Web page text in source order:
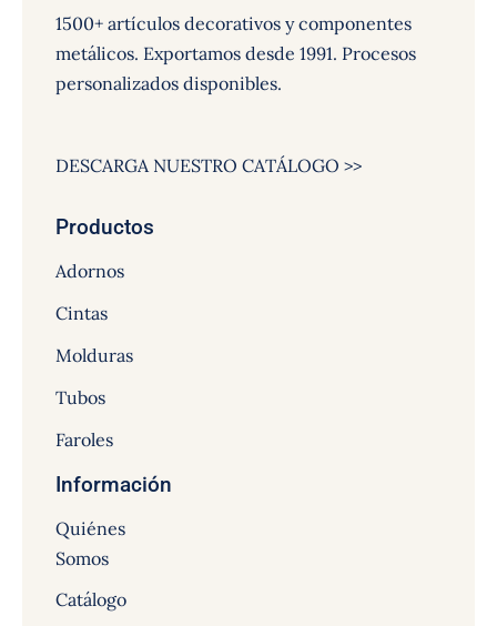
1500+ artículos decorativos y componentes
metálicos. Exportamos desde 1991. Procesos
personalizados disponibles.
DESCARGA NUESTRO CATÁLOGO >>
Productos
Adornos
Cintas
Molduras
Tubos
Faroles
Información
Quiénes
Somos
Catálogo